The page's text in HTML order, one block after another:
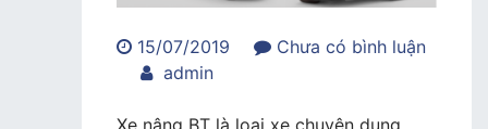
15/07/2019
Chưa có bình luận
trong
nâng
admin